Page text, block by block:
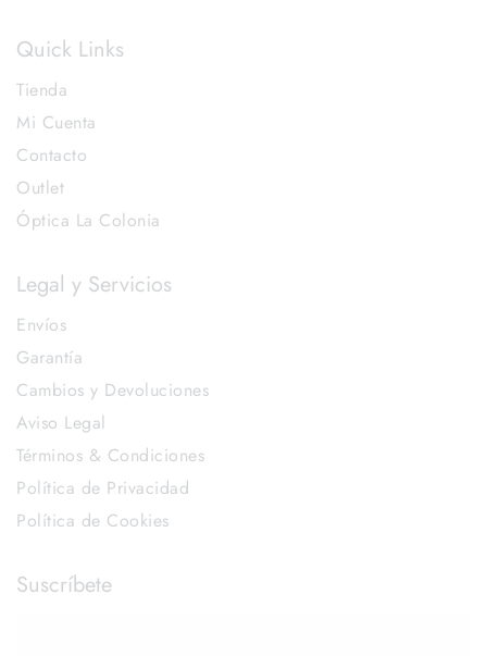
Quick Links
Tienda
Mi Cuenta
Contacto
Outlet
Óptica La Colonia
Legal y Servicios
Envíos
Garantía
Cambios y Devoluciones
Aviso Legal
Términos & Condiciones
Política de Privacidad
Política de Cookies
Suscríbete